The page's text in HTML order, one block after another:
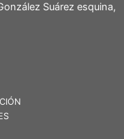
Suárez esquina,